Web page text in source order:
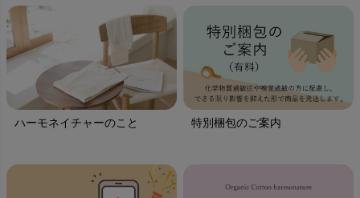
ハーモネイチャーのこと 特別梱包のご案内